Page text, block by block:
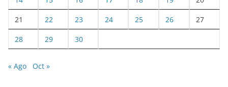
21 22 23 24 25 26 27
28 29 30
« Ago Oct »